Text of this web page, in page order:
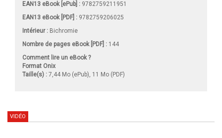
EAN13 eBook [ePub] : 9782759211951
EAN13 eBook [PDF] : 9782759206025
Intérieur : Bichromie
Nombre de pages eBook [PDF] : 144
Comment lire un eBook ?
Format Onix
Taille(s) : 7,44 Mo (ePub), 11 Mo (PDF)
VIDÉO